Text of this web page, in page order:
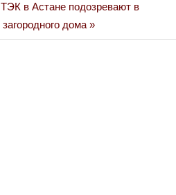
в Астане подозревают в
дома